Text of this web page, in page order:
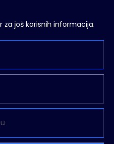
za još korisnih informacija.